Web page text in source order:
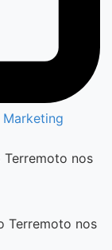
Marketing